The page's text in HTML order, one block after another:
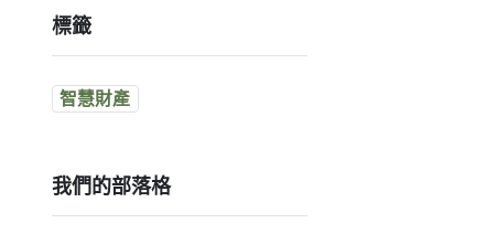
標籤
智慧財產
我們的部落格